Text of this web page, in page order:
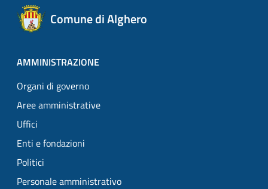
Comune di Alghero
AMMINISTRAZIONE
Organi di governo
Aree amministrative
Uffici
Enti e fondazioni
Politici
Personale amministrativo